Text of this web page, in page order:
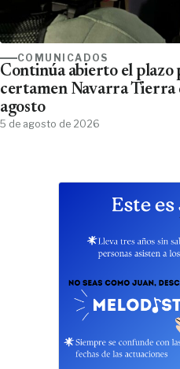
COMUNICADOS
Continúa abierto el plazo
certamen Navarra Tierra
agosto
5 de agosto de 2026